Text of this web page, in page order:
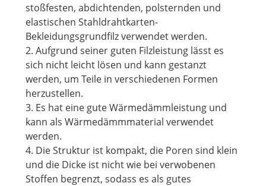
stoßfesten, abdichtenden, polsternden und
elastischen Stahldrahtkarten-
Bekleidungsgrundfilz verwendet werden.
2. Aufgrund seiner guten Filzleistung lässt es
sich nicht leicht lösen und kann gestanzt
werden, um Teile in verschiedenen Formen
herzustellen.
3. Es hat eine gute Wärmedämmleistung und
kann als Wärmedämmmaterial verwendet
werden.
4. Die Struktur ist kompakt, die Poren sind klein
und die Dicke ist nicht wie bei verwobenen
Stoffen begrenzt, sodass es als gutes